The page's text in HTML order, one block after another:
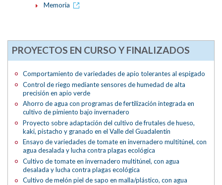
Memoria
PROYECTOS EN CURSO Y FINALIZADOS
Comportamiento de variedades de apio tolerantes al espigado
Control de riego mediante sensores de humedad de alta
precisión en apio verde
Ahorro de agua con programas de fertilización integrada en
cultivo de pimiento bajo invernadero
Proyecto sobre adaptación del cultivo de frutales de hueso,
kaki, pistacho y granado en el Valle del Guadalentín
Ensayo de variedades de tomate en invernadero multitúnel, con
agua desalada y lucha contra plagas ecológica
Cultivo de tomate en invernadero multitúnel, con agua
desalada y lucha contra plagas ecológica
Cultivo de melón piel de sapo en malla/plástico, con agua